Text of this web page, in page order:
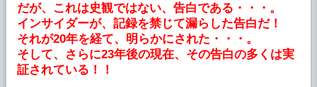
だが、これは史観ではない、告白である・・・。
インサイダーが、記録を禁じて漏らした告白だ！
それが20年を経て、明らかにされた・・・。
そして、さらに23年後の現在、その告白の多くは実
証されている！！